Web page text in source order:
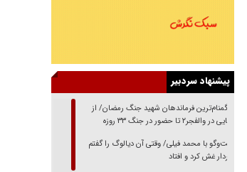
پیشنهاد سردبیر
از گمنام‌ترین فرماندهان شهید جنگ رمضان/ از
شناسایی در والفجر۲ تا حضور در جنگ ۳۳ روزه
گفت‌وگو با محمد فیلی/ وقتی آن دیالوگ را گفتم
فیلمبردار غش کرد و افتاد